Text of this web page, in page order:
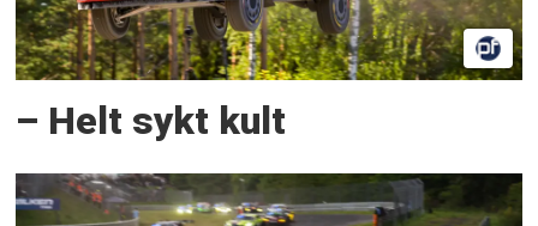
– Helt sykt kult